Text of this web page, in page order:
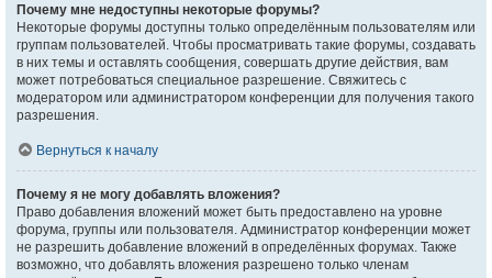
Почему мне недоступны некоторые форумы?
Некоторые форумы доступны только определённым пользователям или
группам пользователей. Чтобы просматривать такие форумы, создавать
в них темы и оставлять сообщения, совершать другие действия, вам
может потребоваться специальное разрешение. Свяжитесь с
модератором или администратором конференции для получения такого
разрешения.
Вернуться к началу
Почему я не могу добавлять вложения?
Право добавления вложений может быть предоставлено на уровне
форума, группы или пользователя. Администратор конференции может
не разрешить добавление вложений в определённых форумах. Также
возможно, что добавлять вложения разрешено только членам